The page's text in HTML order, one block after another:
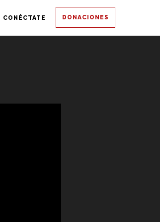
CONÉCTATE DONACIONES